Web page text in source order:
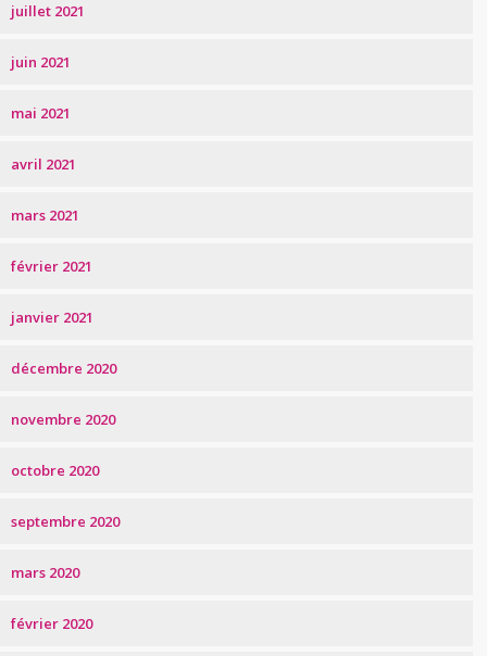
juillet 2021
juin 2021
mai 2021
avril 2021
mars 2021
février 2021
janvier 2021
décembre 2020
novembre 2020
octobre 2020
septembre 2020
mars 2020
février 2020